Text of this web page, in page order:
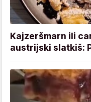
Kajzeršmarn ili
austrijski slatkiš: